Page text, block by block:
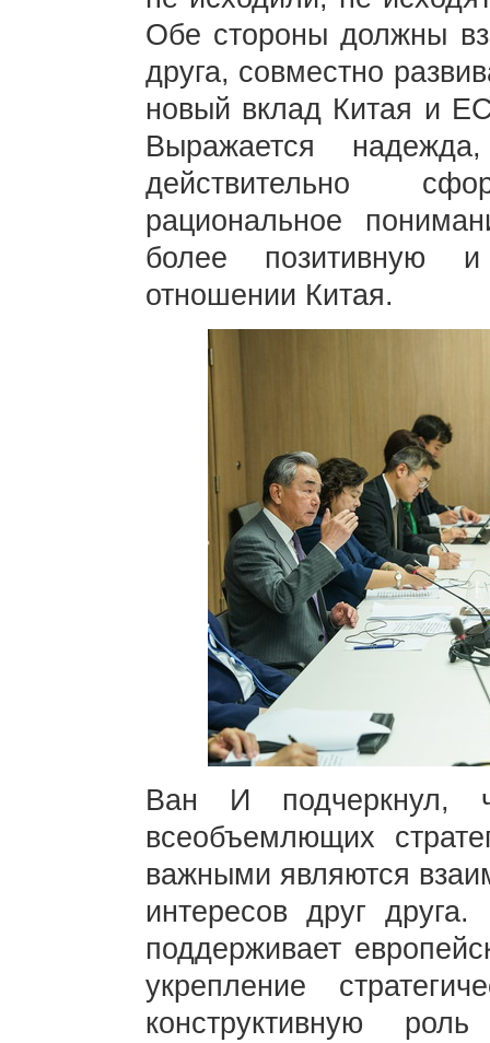
Обе стороны должны
друга, совместно
новый вклад Китая и
Выражается
действительно
рациональное
более позитивную
отношении Китая.
Ван И
всеобъемлющих
важными являются
интересов друг
поддерживает
укрепление
конструктивную